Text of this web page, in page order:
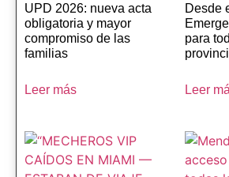
UPD 2026: nueva acta
obligatoria y mayor
compromiso de las
familias
Leer más
Desde
para
Leer